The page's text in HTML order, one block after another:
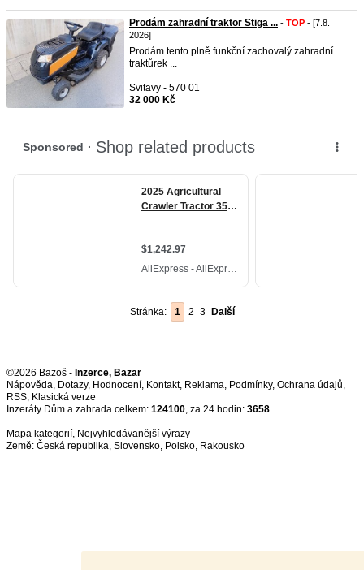
Prodám zahradní traktor Stiga ... - TOP - [7.8.
2026]
Prodám tento plně funkční zachovalý zahradní
traktůrek ...
Svitavy - 570 01
32 000 Kč
Stránka: 1 2 3 Další
©2026 Bazoš - Inzerce, Bazar
Nápověda, Dotazy, Hodnocení, Kontakt, Reklama, Podmínky, Ochrana údajů,
RSS,
Inzeráty Dům a zahrada celkem: 124100, za 24 hodin: 3658
Mapa kategorií, Nejvyhledávanější výrazy
Země: Česká republika, Slovensko, Polsko, Rakousko